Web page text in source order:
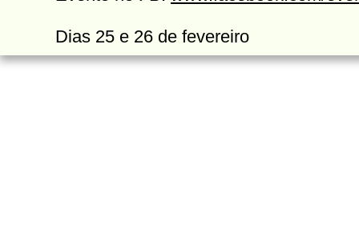
Dias 25 e 26 de fevereiro